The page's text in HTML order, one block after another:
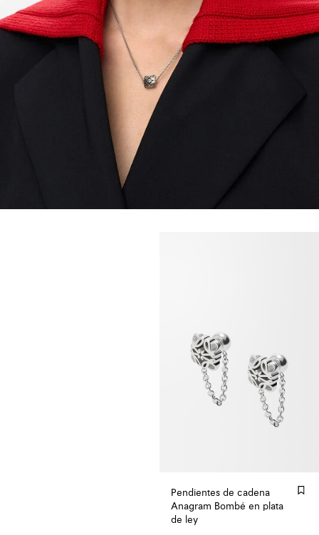
Pendientes de cadena
Anagram Bombé en plata
de ley